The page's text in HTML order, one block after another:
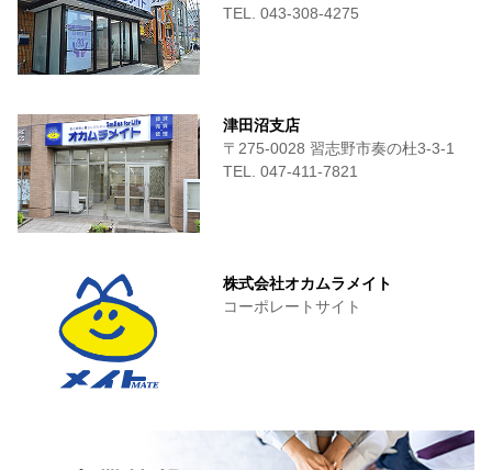
TEL. 043-308-4275
津田沼支店
〒275-0028 習志野市奏の杜3-3-1
TEL. 047-411‐7821
株式会社オカムラメイト
コーポレートサイト